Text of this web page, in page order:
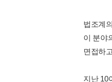
법조계
이 분야
면접하
지난 10